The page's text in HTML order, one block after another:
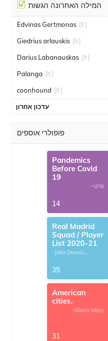
המילה האחרונה הגשות
Edvinas Gertmonas [lt]
Giedrius arlauskis [lt]
Darius Labanauskas [lt]
Palanga [lt]
coonhound [lt]
עדכון אחרון
פופולרי אוספים
Pandemics
Before Covid
19
-פרטי
14
Real Madrid
Squad / Player
List 2020-21
-John Dennis
35
American
cities.
-Gloria Mary
31